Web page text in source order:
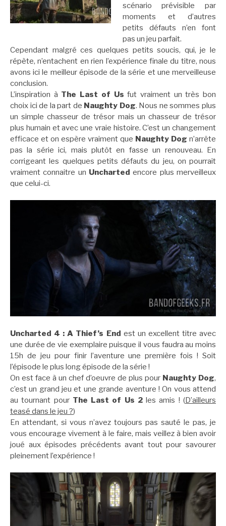
scénario prévisible par
moments et d’autres
petits défauts n’en font
pas un jeu parfait.
Cependant malgré ces quelques petits soucis, qui, je le
répète, n’entachent en rien l’expérience finale du titre, nous
avons ici le meilleur épisode de la série et une merveilleuse
conclusion.
L’inspiration à The Last of Us fut vraiment un très bon
choix ici de la part de Naughty Dog. Nous ne sommes plus
un simple chasseur de trésor mais un chasseur de trésor
plus humain et avec une vraie histoire. C’est un changement
efficace et on espère vraiment que Naughty Dog n’arrête
pas la série ici, mais plutôt en fasse un renouveau. En
corrigeant les quelques petits défauts du jeu, on pourrait
vraiment connaitre un Uncharted encore plus merveilleux
que celui-ci.
Uncharted 4 : A Thief’s End est un excellent titre avec
une durée de vie exemplaire puisque il vous faudra au moins
15h de jeu pour finir l’aventure une première fois ! Soit
l’épisode le plus long épisode de la série !
On est face à un chef d’oeuvre de plus pour Naughty Dog,
c’est un grand jeu et une grande aventure ! On vous attend
au tournant pour The Last of Us 2les amis ! (D’ailleurs
teasé dans le jeu ?)
En attendant, si vous n’avez toujours pas sauté le pas, je
vous encourage vivement à le faire, mais veillez à bien avoir
joué aux épisodes précédents avant tout pour savourer
pleinement l’expérience !